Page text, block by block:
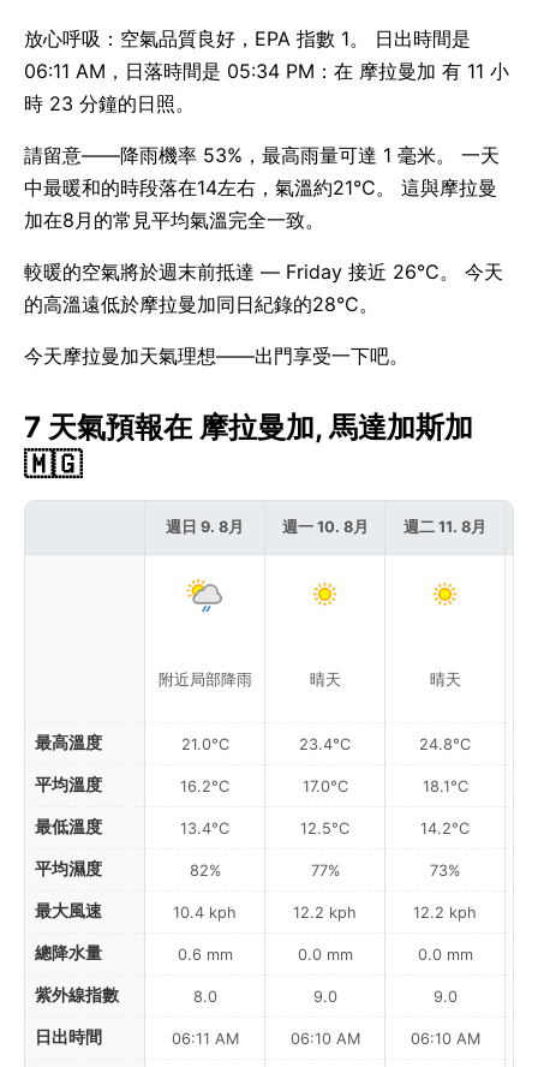
放心呼吸：空氣品質良好，EPA 指數 1。 日出時間是
06:11 AM，日落時間是 05:34 PM：在 摩拉曼加 有 11 小
時 23 分鐘的日照。
請留意——降雨機率 53%，最高雨量可達 1 毫米。 一天
中最暖和的時段落在14左右，氣溫約21°C。 這與摩拉曼
加在8月的常見平均氣溫完全一致。
較暖的空氣將於週末前抵達 — Friday 接近 26°C。 今天
的高溫遠低於摩拉曼加同日紀錄的28°C。
今天摩拉曼加天氣理想——出門享受一下吧。
7 天氣預報在 摩拉曼加, 馬達加斯加
🇲🇬
最高溫度
平均溫度
最低溫度
平均濕度
最大風速
總降水量
紫外線指數
日出時間
週日 9. 8月
附近局部降雨
21.0°C
16.2°C
13.4°C
82%
10.4 kph
0.6 mm
8.0
06:11 AM
週一 10. 8月
晴天
23.4°C
17.0°C
12.5°C
77%
12.2 kph
0.0 mm
9.0
06:10 AM
週二 11. 8月
晴天
24.8°C
18.1°C
14.2°C
73%
12.2 kph
0.0 mm
9.0
06:10 AM